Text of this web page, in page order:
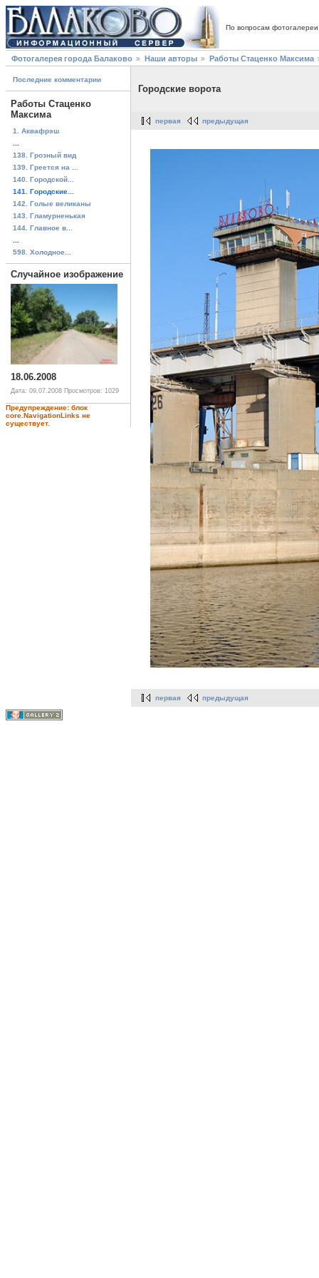
По вопросам
Фотогалерея города Балаково Наши авторы Работы Стаценко Максима
Последние комментарии
Работы Стаценко
Максима
1. Аквафрэш
138. Грозный вид
139. Греется на ...
140. Городской...
141. Городские...
142. Голые великаны
143. Гламурненькая
144. Главное в...
598. Холодное...
Случайное изображение
18.06.2008
Дата: 09.07.2008 Просмотров: 1029
Предупреждение: блок
core.NavigationLinks не
существует.
Городские ворота
первая предыдущая
первая предыдущая